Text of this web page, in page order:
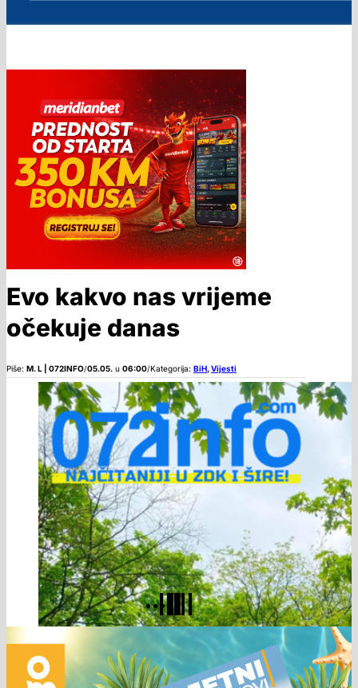
Evo kakvo nas vrijeme
očekuje danas
Piše: M. L | 072INFO/05.05. u 06:00/Kategorija: BiH,Vijesti